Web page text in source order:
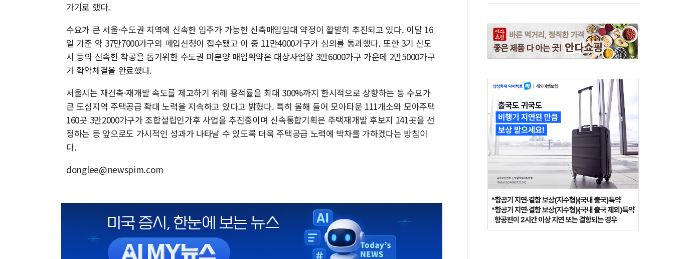
가기로 했다.
수요가 큰 서울·수도권 지역에 신속한 입주가 가능한 신축매입임대 약정이 활발히 추진되고 있다. 이달 16
일 기준 약 37만7000가구의 매입신청이 접수됐고 이 중 11만4000가구가 심의를 통과했다. 또한 3기 신도
시 등의 신속한 착공을 돕기위한 수도권 미분양 매입확약은 대상사업장 3만6000가구 가운데 2만5000가구
가 확약체결을 완료했다.
서울시는 재건축·재개발 속도를 제고하기 위해 용적률을 최대 300%까지 한시적으로 상향하는 등 수요가
큰 도심지역 주택공급 확대 노력을 지속하고 있다고 밝혔다. 특히 올해 들어 모아타운 111개소와 모아주택
160곳 3만2000가구가 조합설립인가후 사업을 추진중이며 신속통합기획은 주택재개발 후보지 141곳을 선
정하는 등 앞으로도 가시적인 성과가 나타날 수 있도록 더욱 주택공급 노력에 박차를 가하겠다는 방침이
다.
donglee@newspim.com